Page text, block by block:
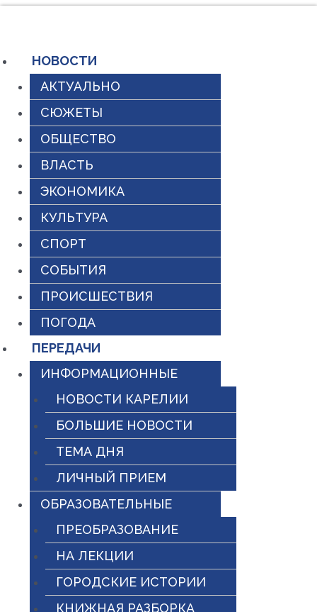
содержимому
НОВОСТИ
АКТУАЛЬНО
СЮЖЕТЫ
ОБЩЕСТВО
ВЛАСТЬ
ЭКОНОМИКА
КУЛЬТУРА
СПОРТ
СОБЫТИЯ
ПРОИСШЕСТВИЯ
ПОГОДА
ПЕРЕДАЧИ
ИНФОРМАЦИОННЫЕ
НОВОСТИ КАРЕЛИИ
БОЛЬШИЕ НОВОСТИ
ТЕМА ДНЯ
ЛИЧНЫЙ ПРИЕМ
ОБРАЗОВАТЕЛЬНЫЕ
ПРЕОБРАЗОВАНИЕ
НА ЛЕКЦИИ
ГОРОДСКИЕ ИСТОРИИ
КНИЖНАЯ РАЗБОРКА